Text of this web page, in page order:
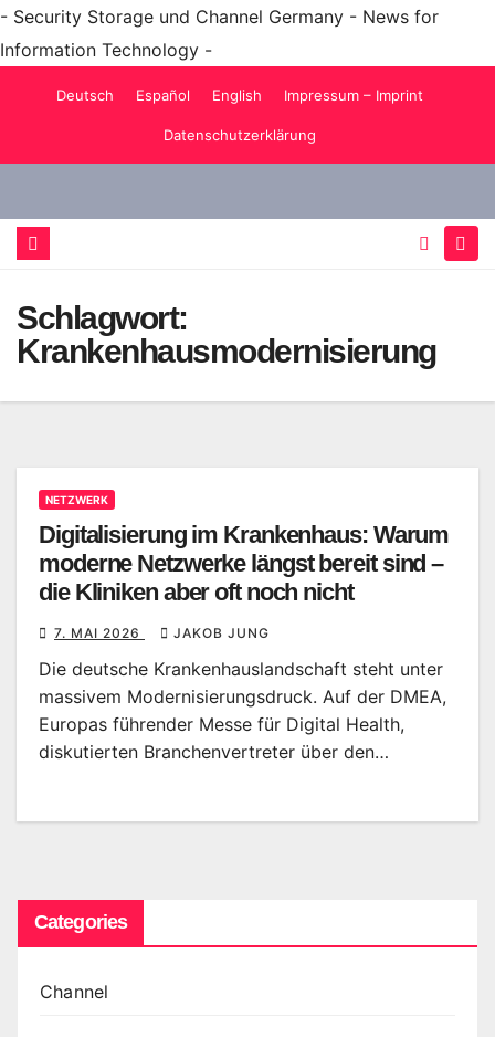
- Security Storage und Channel Germany - News for
Information Technology -
Deutsch Español English Impressum – Imprint
Datenschutzerklärung
Schlagwort:
Krankenhausmodernisierung
NETZWERK
Digitalisierung im Krankenhaus: Warum
moderne Netzwerke längst bereit sind –
die Kliniken aber oft noch nicht
7. MAI 2026 JAKOB JUNG
Die deutsche Krankenhauslandschaft steht unter
massivem Modernisierungsdruck. Auf der DMEA,
Europas führender Messe für Digital Health,
diskutierten Branchenvertreter über den…
Categories
Channel